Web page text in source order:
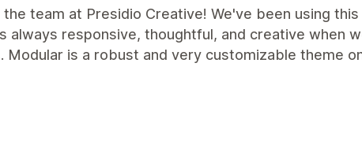
team at Presidio Creative! We've been using
always responsive, thoughtful, and creative when
is a robust and very customizable theme